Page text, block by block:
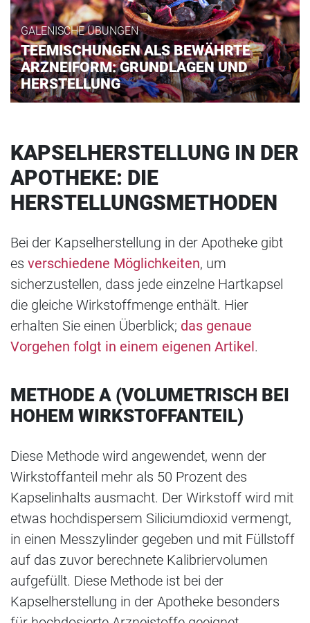
GALENISCHE ÜBUNGEN
TEEMISCHUNGEN ALS BEWÄHRTE
ARZNEIFORM: GRUNDLAGEN UND
HERSTELLUNG
KAPSELHERSTELLUNG IN DER
APOTHEKE: DIE
HERSTELLUNGSMETHODEN
Bei der Kapselherstellung in der Apotheke gibt
es verschiedene Möglichkeiten, um
sicherzustellen, dass jede einzelne Hartkapsel
die gleiche Wirkstoffmenge enthält. Hier
erhalten Sie einen Überblick; das genaue
Vorgehen folgt in einem eigenen Artikel.
METHODE A (VOLUMETRISCH BEI
HOHEM WIRKSTOFFANTEIL)
Diese Methode wird angewendet, wenn der
Wirkstoffanteil mehr als 50 Prozent des
Kapselinhalts ausmacht. Der Wirkstoff wird mit
etwas hochdispersem Siliciumdioxid vermengt,
in einen Messzylinder gegeben und mit Füllstoff
auf das zuvor berechnete Kalibriervolumen
aufgefüllt. Diese Methode ist bei der
Kapselherstellung in der Apotheke besonders